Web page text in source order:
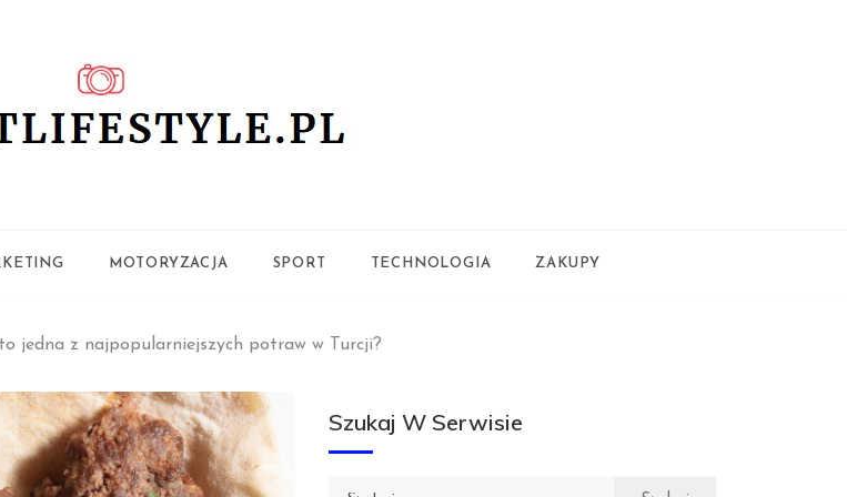
MOTORYZACJA SPORT TECHNOLOGIA ZAKUPY
jedna z najpopularniejszych potraw w Turcji?
Szukaj W Serwisie
Szukaj: